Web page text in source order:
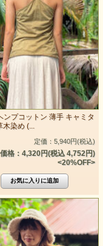
ンプコットン 薄手 キャミタ
染め (...
定価：5,940円(税込)
価格：4,320円(税込 4,752円)
<20%OFF>